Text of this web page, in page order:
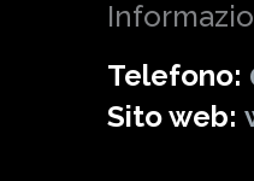
Telefono:
Sito web: